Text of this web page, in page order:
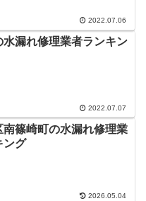
2022.07.06
水漏れ修理業者ランキン
2022.07.07
南篠崎町の水漏れ修理業
ング
2026.05.04